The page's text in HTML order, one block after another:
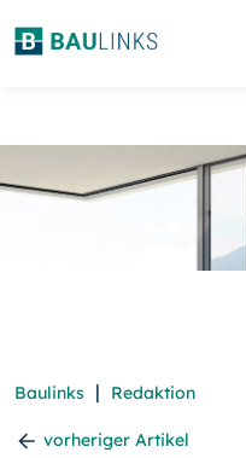
Baulinks | Redaktion
vorheriger Artikel